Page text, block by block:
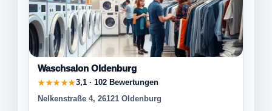
Waschsalon Oldenburg
★★★★★3,1 · 102 Bewertungen
Nelkenstraße 4, 26121 Oldenburg